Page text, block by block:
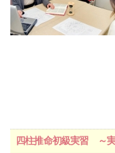
四柱推命初級実習 ～